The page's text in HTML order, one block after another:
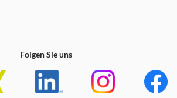
Folgen Sie uns